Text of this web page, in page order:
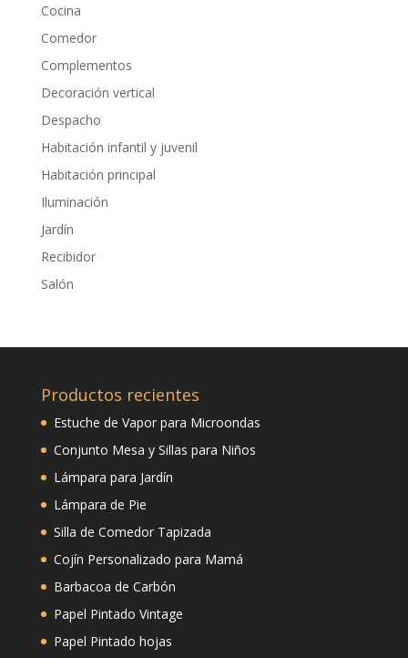
Cocina
Comedor
Complementos
Decoración vertical
Despacho
Habitación infantil y juvenil
Habitación principal
Iluminación
Jardín
Recibidor
Salón
Productos recientes
Estuche de Vapor para Microondas
Conjunto Mesa y Sillas para Niños
Lámpara para Jardín
Lámpara de Pie
Silla de Comedor Tapizada
Cojín Personalizado para Mamá
Barbacoa de Carbón
Papel Pintado Vintage
Papel Pintado hojas